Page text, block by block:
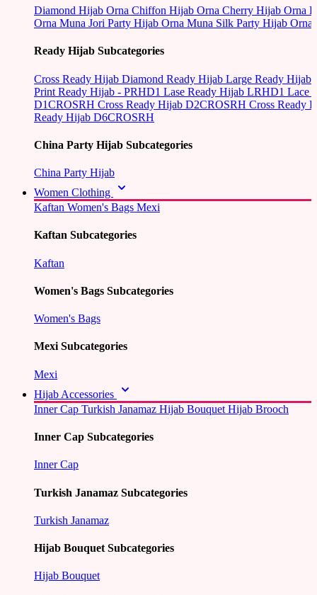
Diamond Hijab Orna Chiffon Hijab Orna Cherry Hijab Orna
Orna Muna Jori Party Hijab Orna Muna Silk Party Hijab Orna
Ready Hijab Subcategories
Cross Ready Hijab Diamond Ready Hijab Large Ready Hijab
Print Ready Hijab - PRHD1 Lase Ready Hijab LRHD1 Lace
D1CROSRH Cross Ready Hijab D2CROSRH Cross Ready
Ready Hijab D6CROSRH
China Party Hijab Subcategories
China Party Hijab
Women Clothing
Kaftan Women's Bags Mexi
Kaftan Subcategories
Kaftan
Women's Bags Subcategories
Women's Bags
Mexi Subcategories
Mexi
Hijab Accessories
Inner Cap Turkish Janamaz Hijab Bouquet Hijab Brooch
Inner Cap Subcategories
Inner Cap
Turkish Janamaz Subcategories
Turkish Janamaz
Hijab Bouquet Subcategories
Hijab Bouquet